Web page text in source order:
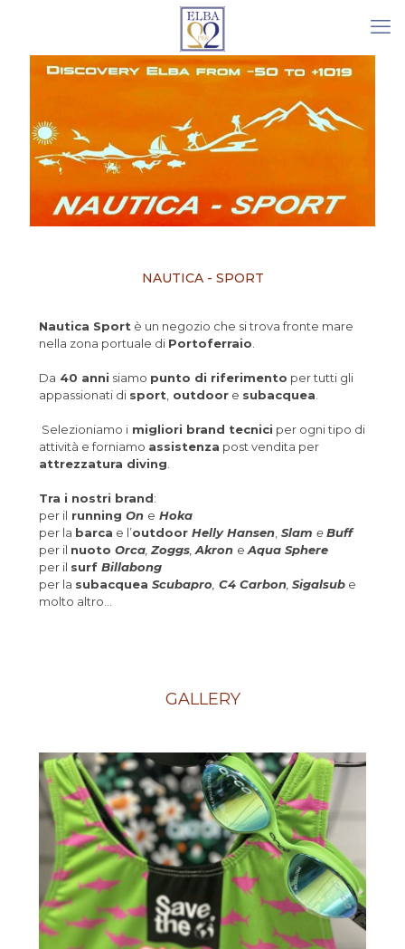
NAUTICA - SPORT
Nautica Sport è un negozio che si trova fronte mare
nella zona portuale di Portoferraio.
Da 40 anni siamo punto di riferimento per tutti gli
appassionati di sport, outdoor e subacquea.
Selezioniamo i migliori brand tecnici per ogni tipo di
attività e forniamo assistenza post vendita per
attrezzatura diving.
Tra i nostri brand:
per il running On e Hoka
per la barca e l’outdoor Helly Hansen, Slam eBuff
per il nuoto Orca, Zoggs,Akron eAqua Sphere
per il surf Billabong
per la subacquea Scubapro, C4 Carbon, Sigalsub e
molto altro…
GALLERY